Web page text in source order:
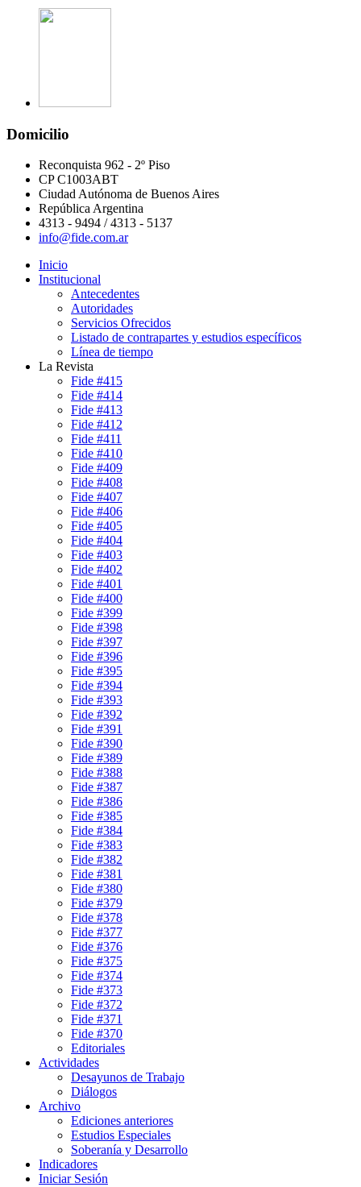
Domicilio
Reconquista 962 - 2º Piso
CP C1003ABT
Ciudad Autónoma de Buenos Aires
República Argentina
4313 - 9494 / 4313 - 5137
info@fide.com.ar
Inicio
Institucional
Antecedentes
Autoridades
Servicios Ofrecidos
Listado de contrapartes y estudios específicos
Línea de tiempo
La Revista
Fide #415
Fide #414
Fide #413
Fide #412
Fide #411
Fide #410
Fide #409
Fide #408
Fide #407
Fide #406
Fide #405
Fide #404
Fide #403
Fide #402
Fide #401
Fide #400
Fide #399
Fide #398
Fide #397
Fide #396
Fide #395
Fide #394
Fide #393
Fide #392
Fide #391
Fide #390
Fide #389
Fide #388
Fide #387
Fide #386
Fide #385
Fide #384
Fide #383
Fide #382
Fide #381
Fide #380
Fide #379
Fide #378
Fide #377
Fide #376
Fide #375
Fide #374
Fide #373
Fide #372
Fide #371
Fide #370
Editoriales
Actividades
Desayunos de Trabajo
Diálogos
Archivo
Ediciones anteriores
Estudios Especiales
Soberanía y Desarrollo
Indicadores
Iniciar Sesión